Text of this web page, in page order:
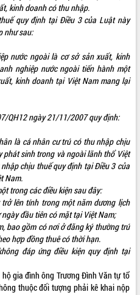
kinh doanh có thu nhập.
quy định tại Điều 3 của Luật này
như sau:
nước ngoài là cơ sở sản xuất, kinh
nghiệp nước ngoài tiến hành một
kinh doanh tại Việt Nam mang lại
QH12 ngày 21/11/2007 quy định:
là cá nhân cư trú có thu nhập chịu
sinh trong và ngoài lãnh thổ Việt
chịu thuế quy định tại Điều 3 của
Nam.
trong các điều kiện sau đây:
lên tính trong một năm dương lịch
đầu tiên có mặt tại Việt Nam;
bao gồm có nơi ở đăng ký thường trú
hợp đồng thuê có thời hạn.
đáp ứng điều kiện quy định tại
gia đình ông Trương Đình Văn tự tổ
thuộc đối tượng phải kê khai nộp